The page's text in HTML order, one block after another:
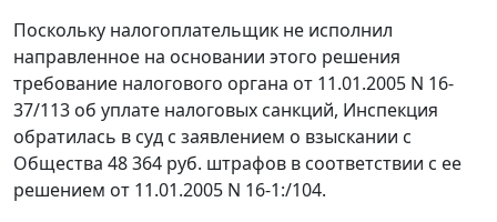
Поскольку налогоплательщик не исполнил
направленное на основании этого решения
требование налогового органа от 11.01.2005 N 16-
37/113 об уплате налоговых санкций, Инспекция
обратилась в суд с заявлением о взыскании с
Общества 48 364 руб. штрафов в соответствии с ее
решением от 11.01.2005 N 16-1:/104.